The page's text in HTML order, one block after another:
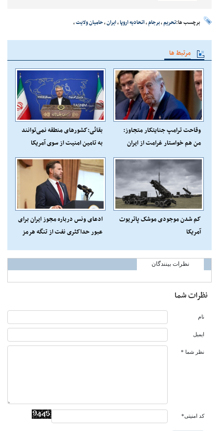
برچسب ها:تحریم‌،برجام،اتحادیه اروپا،ایران،حامیان ولایت،
مرتبط ها
وقاحت ترامپ جنایتکار متجاوز:
من هم خواستار غرامت از ایران
هستم!
بقائی:کشورهای منطقه نمی‌توانند
به تامین امنیت از سوی آمریکا
متکی باشند
کم شدن موجودی موشک پاتریوت
آمریکا
ادعای ونس درباره مجوز ایران برای
عبور حداکثری نفت از تنگه هرمز
نظرات بینندگان
نظرات شما
نام
ایمیل
نظر شما *
کد امنیتی*